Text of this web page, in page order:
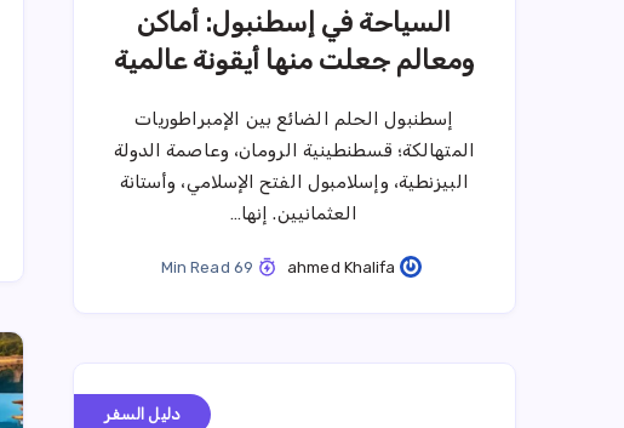
السياحة في إسطنبول: أماكن
ومعالم جعلت منها أيقونة عالمية
إسطنبول الحلم الضائع بين الإمبراطوريات
المتهالكة؛ قسطنطينية الرومان، وعاصمة الدولة
البيزنطية، وإسلامبول الفتح الإسلامي، وأستانة
العثمانيين. إنها…
ahmed Khalifa
دليل السفر